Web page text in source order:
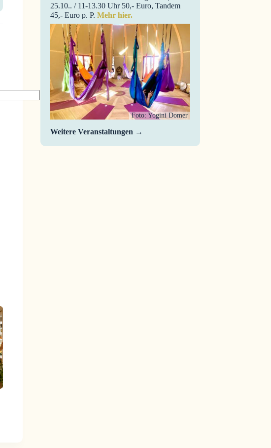
25.10.. / 11-13.30 Uhr 50,- Euro, Tandem
45,- Euro p. P. Mehr hier.
Foto: Yogini Domer
Weitere Veranstaltungen